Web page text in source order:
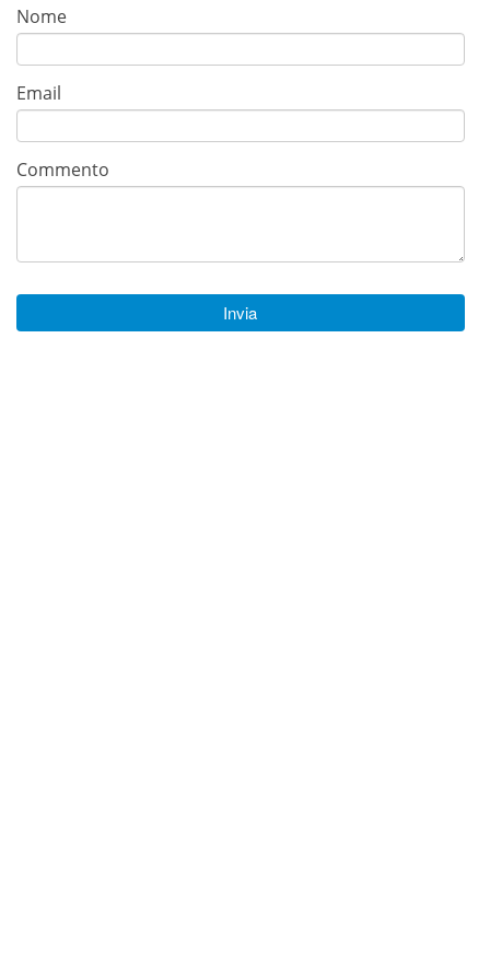
Nome
Email
Commento
Invia